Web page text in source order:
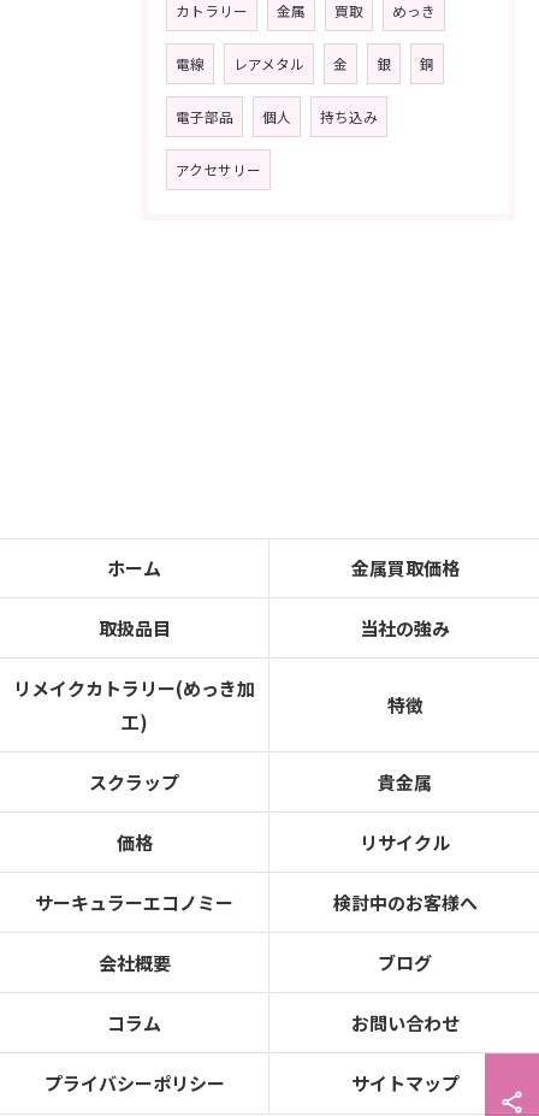
カトラリー 金属 買取 めっき
電線 レアメタル 金 銀 銅
電子部品 個人 持ち込み
アクセサリー
ホーム 金属買取価格
取扱品目 当社の強み
リメイクカトラリー(めっき加
工)
特徴
スクラップ 貴金属
価格 リサイクル
サーキュラーエコノミー 検討中のお客様へ
会社概要 ブログ
コラム お問い合わせ
プライバシーポリシー サイトマップ